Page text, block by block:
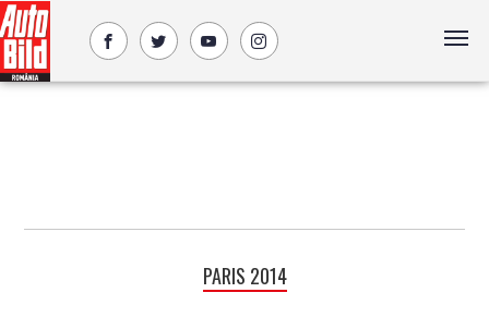
PARIS 2014